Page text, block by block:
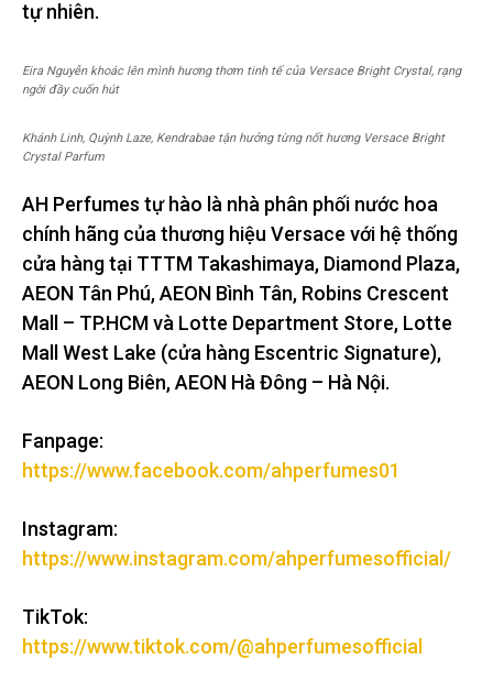
tự nhiên.
Eira Nguyễn khoác lên mình hương thơm tinh tế của Versace Bright Crystal, rạng
ngời đầy cuốn hút
Khánh Linh, Quỳnh Laze, Kendrabae tận hưởng từng nốt hương Versace Bright
Crystal Parfum
AH Perfumes tự hào là nhà phân phối nước hoa
chính hãng của thương hiệu Versace với hệ thống
cửa hàng tại TTTM Takashimaya, Diamond Plaza,
AEON Tân Phú, AEON Bình Tân, Robins Crescent
Mall – TP.HCM và Lotte Department Store, Lotte
Mall West Lake (cửa hàng Escentric Signature),
AEON Long Biên, AEON Hà Đông – Hà Nội.
Fanpage:
https://www.facebook.com/ahperfumes01
Instagram:
https://www.instagram.com/ahperfumesofficial/
TikTok:
https://www.tiktok.com/@ahperfumesofficial